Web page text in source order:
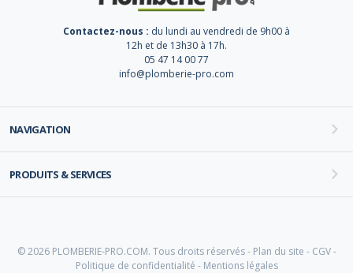
Contactez-nous : du lundi au vendredi de 9h00 à
12h et de 13h30 à 17h.
05 47 14 00 77
info@plomberie-pro.com
NAVIGATION
PRODUITS & SERVICES
© 2026 PLOMBERIE-PRO.COM. Tous droits réservés - Plan du site - CGV-
Politique de confidentialité - Mentions légales